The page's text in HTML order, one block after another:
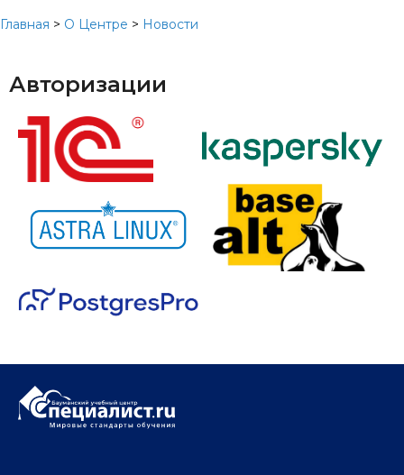
Главная > О Центре > Новости
Авторизации